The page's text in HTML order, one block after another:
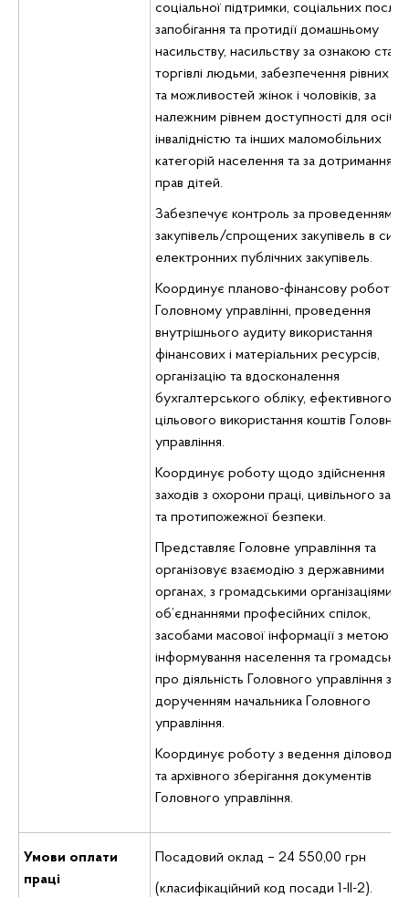
соціальної підтримки, соціальних
запобігання та протидії домашньому
насильству, насильству за ознакою статі,
торгівлі людьми, забезпечення рівних
та можливостей жінок і чоловіків, за
належним рівнем доступності для осіб з
інвалідністю та інших маломобільних
категорій населення та за дотриманням
прав дітей.
Забезпечує контроль за проведенням
закупівель/спрощених закупівель в
електронних публічних закупівель.
Координує планово-фінансову роботу у
Головному управлінні, проведення
внутрішнього аудиту використання
фінансових і матеріальних ресурсів,
організацію та вдосконалення
бухгалтерського обліку, ефективного і
цільового використання коштів
управління.
Координує роботу щодо здійснення
заходів з охорони праці, цивільного
та протипожежної безпеки.
Представляє Головне управління та
організовує взаємодію з державними
органах, з громадськими організаціями,
об’єднаннями професійних спілок,
засобами масової інформації з метою
інформування населення та
про діяльність Головного управління за
дорученням начальника Головного
управління.
Координує роботу з ведення
та архівного зберігання документів
Головного управління.
Умови оплати
праці
Посадовий оклад – 24 550,00 грн
(класифікаційний код посади 1-ІІ-2).